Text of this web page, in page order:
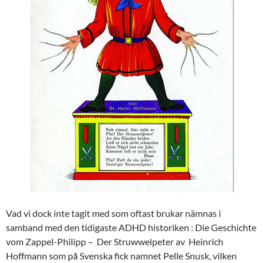
Vad vi dock inte tagit med som oftast brukar nämnas i
samband med den tidigaste ADHD historiken : Die Geschichte
vom Zappel-Philipp – Der Struwwelpeter av Heinrich
Hoffmann som på Svenska fick namnet Pelle Snusk, vilken